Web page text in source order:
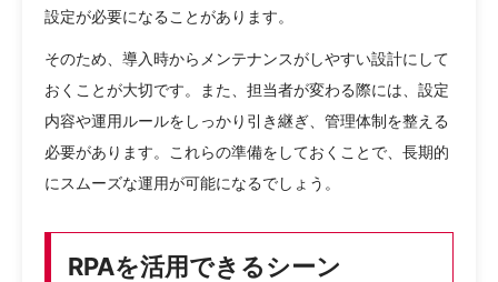
設定が必要になることがあります。
そのため、導入時からメンテナンスがしやすい設計にして
おくことが大切です。また、担当者が変わる際には、設定
内容や運用ルールをしっかり引き継ぎ、管理体制を整える
必要があります。これらの準備をしておくことで、長期的
にスムーズな運用が可能になるでしょう。
RPAを活用できるシーン